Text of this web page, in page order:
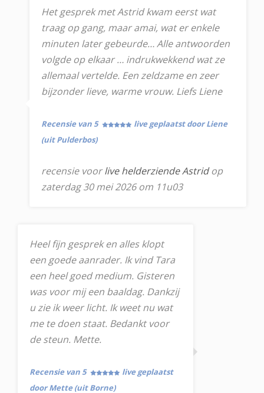
Het gesprek met Astrid kwam eerst wat
traag op gang, maar amai, wat er enkele
minuten later gebeurde… Alle antwoorden
volgde op elkaar … indrukwekkend wat ze
allemaal vertelde. Een zeldzame en zeer
bijzonder lieve, warme vrouw. Liefs Liene
Recensie van 5
live geplaatst door Liene
(uit Pulderbos)
recensie voorlive helderziende Astridop
zaterdag 30 mei 2026 om 11u03
Heel fijn gesprek en alles klopt
een goede aanrader. Ik vind Tara
een heel goed medium. Gisteren
was voor mij een baaldag. Dankzij
u zie ik weer licht. Ik weet nu wat
me te doen staat. Bedankt voor
de steun. Mette.
Recensie van 5
live geplaatst
door Mette (uit Borne)